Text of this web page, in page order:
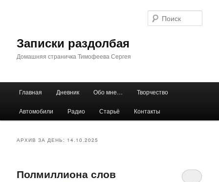
Записки раздолбая
Домашняя страничка Тимофеева Сергея
Главная Дневник Обо мне… Творчество
Автомобили Радио Старьё Контакты
АРХИВ ЗА ДЕНЬ: 14.10.2025
Полмиллиона слов